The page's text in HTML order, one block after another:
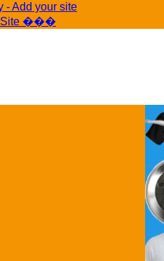
- Add your site
���